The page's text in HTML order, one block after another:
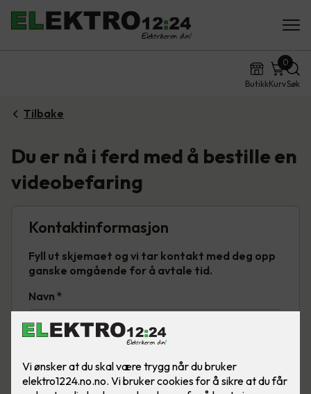
ButikkKurv
0
Søk
Tilbake
Du er nå i ferd med å bestille en
videobefaring
Kontaktinformasjon
Fyll ut skjemaet og vi tar kontakt med deg opp
ganske omgående for å avtale tid.
Navn *
Telefon